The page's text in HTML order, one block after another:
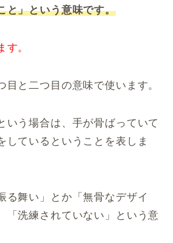
と」という意味です。
す。
目と二つ目の意味で使います。
いう場合は、手が骨ばっていて
しているということを表しま
る舞い」とか「無骨なデザイ
「洗練されていない」という意